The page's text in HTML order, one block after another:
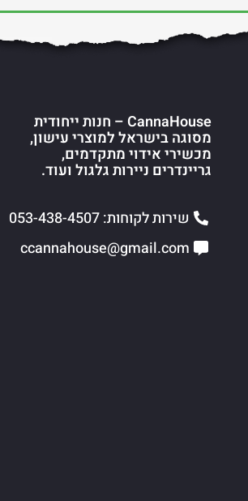
CannaHouse – חנות ייחודית
מסוגה בישראל למוצרי עישון,
מכשירי אידוי מתקדמים,
גריינדרים ניירות גלגול ועוד.
שירות לקוחות: 053-438-4507
ccannahouse@gmail.com